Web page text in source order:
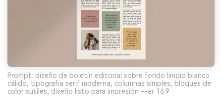
Prompt: diseño de boletín editorial sobre fondo limpio blanco
cálido, tipografía serif moderna, columnas simples, bloques de
color sutiles, diseño listo para impresión --ar 16:9